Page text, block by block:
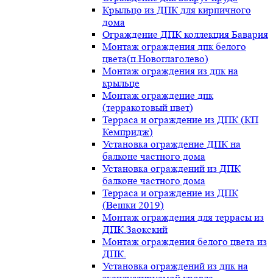
Крыльцо из ДПК для кирпичного
дома
Ограждение ДПК коллекция Бавария
Монтаж ограждения дпк белого
цвета(п.Новоглаголево)
Монтаж ограждения из дпк на
крыльце
Монтаж ограждение дпк
(терракотовый цвет)
Терраса и ограждение из ДПК (КП
Кемпридж)
Установка ограждение ДПК на
балконе частного дома
Установка ограждений из ДПК
балконе частного дома
Терраса и ограждение из ДПК
(Вешки 2019)
Монтаж ограждения для террасы из
ДПК.Заокский
Монтаж ограждения белого цвета из
ДПК.
Установка ограждений из дпк на